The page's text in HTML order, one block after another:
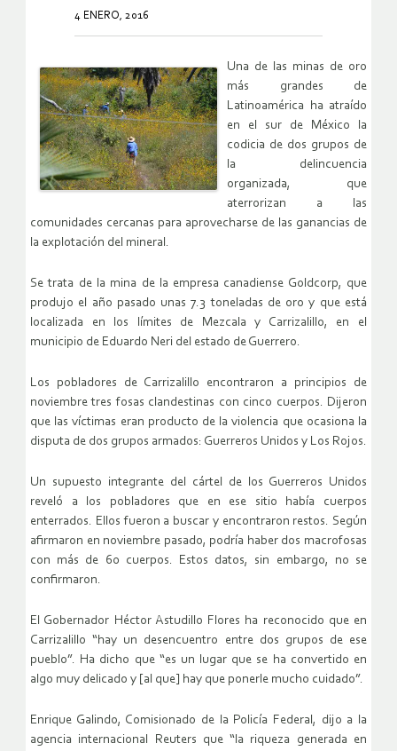
4 ENERO, 2016
Una de las minas de oro
más grandes de
Latinoamérica ha atraído
en el sur de México la
codicia de dos grupos de
la delincuencia
organizada, que
aterrorizan a las
comunidades cercanas para aprovecharse de las ganancias de
la explotación del mineral.
Se trata de la mina de la empresa canadiense Goldcorp, que
produjo el año pasado unas 7.3 toneladas de oro y que está
localizada en los límites de Mezcala y Carrizalillo, en el
municipio de Eduardo Neri del estado de Guerrero.
Los pobladores de Carrizalillo encontraron a principios de
noviembre tres fosas clandestinas con cinco cuerpos. Dijeron
que las víctimas eran producto de la violencia que ocasiona la
disputa de dos grupos armados: Guerreros Unidos y Los Rojos.
Un supuesto integrante del cártel de los Guerreros Unidos
reveló a los pobladores que en ese sitio había cuerpos
enterrados. Ellos fueron a buscar y encontraron restos. Según
afirmaron en noviembre pasado, podría haber dos macrofosas
con más de 60 cuerpos. Estos datos, sin embargo, no se
confirmaron.
El Gobernador Héctor Astudillo Flores ha reconocido que en
Carrizalillo “hay un desencuentro entre dos grupos de ese
pueblo”. Ha dicho que “es un lugar que se ha convertido en
algo muy delicado y [al que] hay que ponerle mucho cuidado”.
Enrique Galindo, Comisionado de la Policía Federal, dijo a la
agencia internacional Reuters que “la riqueza generada en